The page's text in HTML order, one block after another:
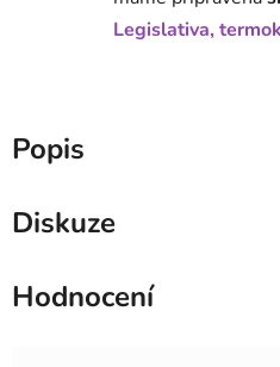
Legislativa,
Popis
Diskuze
Hodnocení